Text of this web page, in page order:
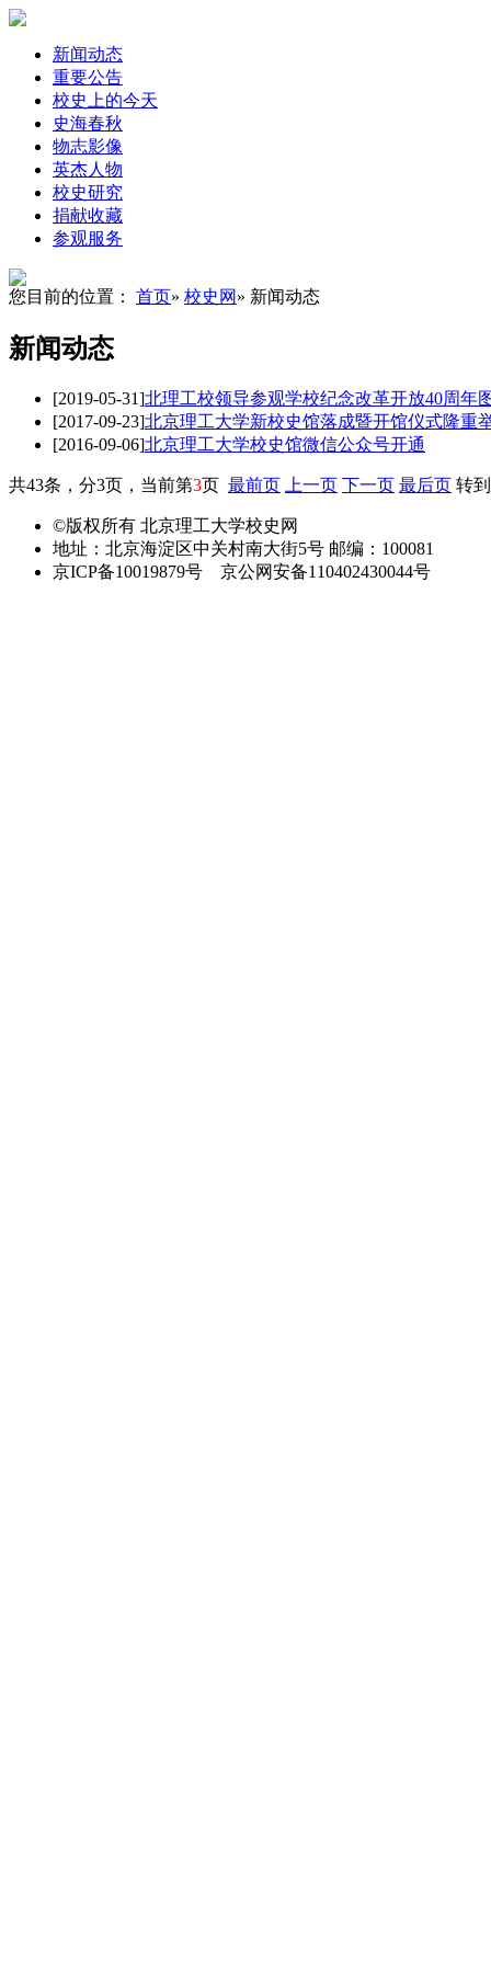
新闻动态
重要公告
校史上的今天
史海春秋
物志影像
英杰人物
校史研究
捐献收藏
参观服务
您目前的位置： 首页» 校史网 » 新闻动态
新闻动态
[2019-05-31]北理工校领导参观学校纪念改革开放40周年
[2017-09-23]北京理工大学新校史馆落成暨开馆仪式隆重
[2016-09-06]北京理工大学校史馆微信公众号开通
共43条，分3页，当前第3页 最前页 上一页 下一页 最后页 转到
©版权所有 北京理工大学校史网
地址：北京海淀区中关村南大街5号 邮编：100081
京ICP备10019879号 京公网安备110402430044号